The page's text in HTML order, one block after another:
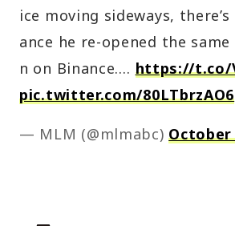
ice moving sideways,
ance he re-opened the
n on Binance.… https://t.co/
pic.twitter.com/80LTbrzAO6
— MLM (@mlmabc)October